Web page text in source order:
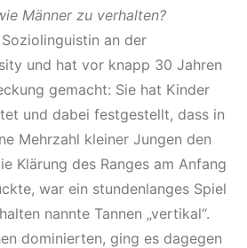
Männer zu verhalten?
an der
und hat vor knapp 30 Jahren
gemacht: Sie hat Kinder
und dabei festgestellt, dass in
Mehrzahl kleiner Jungen den
Klärung des Ranges am Anfang
war ein stundenlanges Spiel
nannte Tannen „vertikal“.
dominierten, ging es dagegen